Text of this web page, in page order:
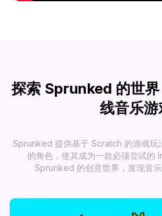
探索 Sprunked 的世
线音乐游
Sprunked 提供基于 Scratch 的游戏玩
的角色，使其成为一款必须尝试的
Sprunked 的创意世界，发现音乐